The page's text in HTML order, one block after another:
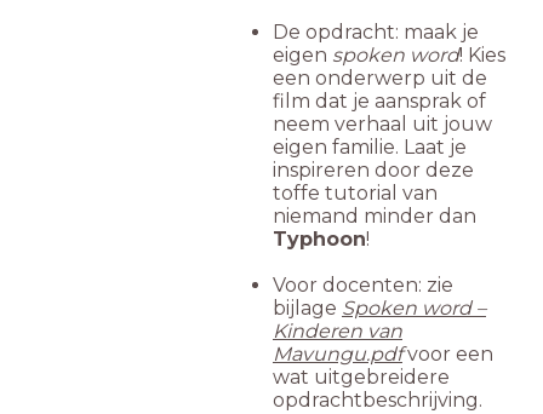
De opdracht: maak je
eigen spoken word! Kies
een onderwerp uit de
film dat je aansprak of
neem verhaal uit jouw
eigen familie. Laat je
inspireren door deze
toffe tutorial van
niemand minder dan
Typhoon!
Voor docenten: zie
bijlage Spoken word –
Kinderen van
Mavungu.pdfvoor een
wat uitgebreidere
opdrachtbeschrijving.